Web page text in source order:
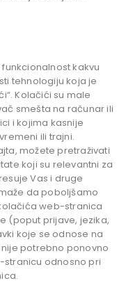
kakvu
tehnologiju koja je
Kolačići su male
smešta na računar ili
i kojima kasnije
ili trajni.
možete pretraživati
koji su relevantni za
Vas i druge
da poboljšamo
web-stranica
(poput prijave, jezika,
koje se odnose na
potrebno ponovno
stranicu odnosno pri